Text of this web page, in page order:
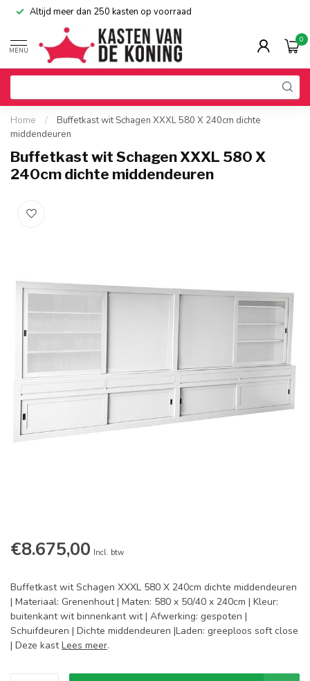
Alle kasten leverbaar in 135 RAL-kleuren
MENU
0
Home /
Buffetkast wit Schagen XXXL 580 X 240cm dichte
middendeuren
Buffetkast wit Schagen XXXL 580 X
240cm dichte middendeuren
€8.675,00 Incl. btw
Buffetkast wit Schagen XXXL 580 X 240cm dichte middendeuren
| Materiaal: Grenenhout | Maten: 580 x 50/40 x 240cm | Kleur:
buitenkant wit binnenkant wit | Afwerking: gespoten |
Schuifdeuren | Dichte middendeuren |Laden: greeploos soft close
| Deze kastLees meer.